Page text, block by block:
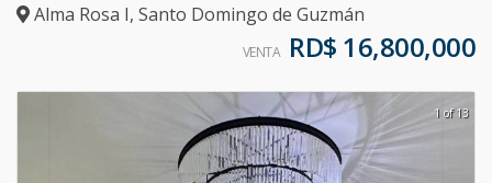
Alma Rosa I, Santo Domingo de Guzmán
VENTA RD$ 16,800,000
1 of 13